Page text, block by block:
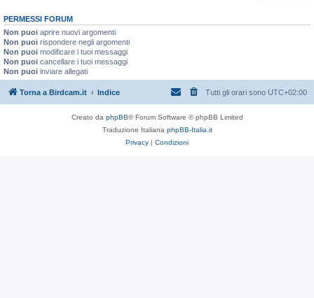
PERMESSI FORUM
Non puoi aprire nuovi argomenti
Non puoi rispondere negli argomenti
Non puoi modificare i tuoi messaggi
Non puoi cancellare i tuoi messaggi
Non puoi inviare allegati
Torna a Birdcam.it Indice Tutti gli orari sono UTC+02:00
Creato da phpBB® Forum Software © phpBB Limited
Traduzione Italiana phpBB-Italia.it
Privacy | Condizioni